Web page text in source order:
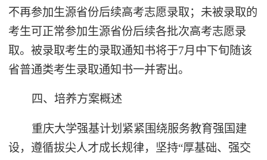
不再参加生源省份后续高考志愿录取；未被录取的
考生可正常参加生源省份后续各批次高考志愿录
取。被录取考生的录取通知书将于7月中下旬随该
省普通类考生录取通知书一并寄出。
四、培养方案概述
重庆大学强基计划紧紧围绕服务教育强国建
设，遵循拔尖人才成长规律，坚持“厚基础、强交